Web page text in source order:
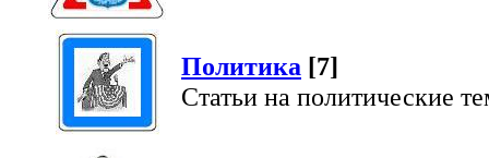
Политика [7]
Статьи на политические